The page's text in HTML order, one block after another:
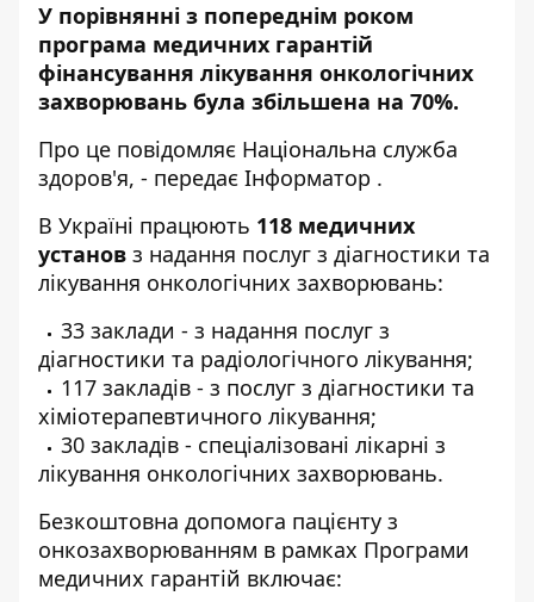
У порівнянні з попереднім роком
програма медичних гарантій
фінансування лікування онкологічних
захворювань була збільшена на 70%.
Про це повідомляє Національна служба
здоров'я, - передає Інформатор .
В Україні працюють 118 медичних
установ з надання послуг з діагностики та
лікування онкологічних захворювань:
33 заклади - з надання послуг з
діагностики та радіологічного лікування;
117 закладів - з послуг з діагностики та
хіміотерапевтичного лікування;
30 закладів - спеціалізовані лікарні з
лікування онкологічних захворювань.
Безкоштовна допомога пацієнту з
онкозахворюванням в рамках Програми
медичних гарантій включає: